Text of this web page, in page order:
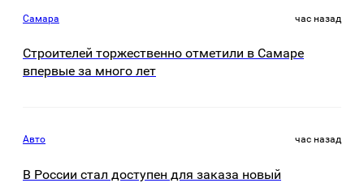
Самара час назад
Строителей торжественно отметили в Самаре
впервые за много лет
Авто час назад
В России стал доступен для заказа новый